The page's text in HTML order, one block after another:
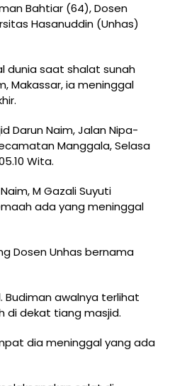
Bahtiar (64), Dosen
Hasanuddin (Unhas)
dunia saat shalat sunah
Makassar, ia meninggal
Darun Naim, Jalan Nipa-
Manggala, Selasa
Wita.
M Gazali Suyuti
ada yang meninggal
Dosen Unhas bernama
Budiman awalnya terlihat
di dekat tiang masjid.
dia meninggal yang ada